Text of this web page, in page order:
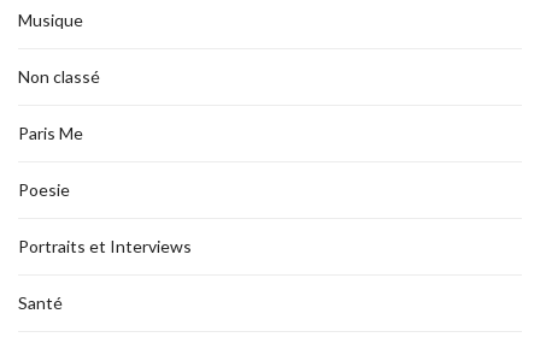
Musique
Non classé
Paris Me
Poesie
Portraits et Interviews
Santé